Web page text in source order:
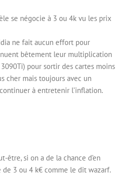
se négocie à 3 ou 4k vu les prix
ne fait aucun effort pour
bêtement leur multiplication
pour sortir des cartes moins
cher mais toujours avec un
à entretenir l’inflation.
être, si on a de la chance d’en
3 ou 4 k€ comme le dit wazarf.